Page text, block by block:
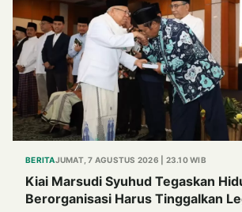
BERITAJUMAT, 7 AGUSTUS 2026 | 23.10 WIB
Kiai Marsudi Syuhud Tegaskan
Berorganisasi Harus Tinggalkan